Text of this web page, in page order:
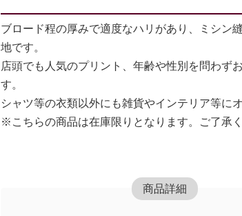
ブロード程の厚みで適度なハリがあり、ミシン
地です。
店頭でも人気のプリント、年齢や性別を問わず
す。
シャツ等の衣類以外にも雑貨やインテリア等に
※こちらの商品は在庫限りとなります。ご了承く
商品詳細